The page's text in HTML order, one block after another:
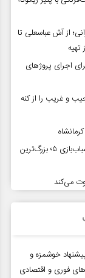
از آش عباسعلی تا
اجرای پروژهای
و غریب را از کنه
فروش خیره‌کننده داستان اسباب‌بازی ۵؛ بزرگ‌ترین
می‌کند
چی درست کنم؟ | ۲۰ پیشنهاد خوشمزه و
فوری و اقتصادی